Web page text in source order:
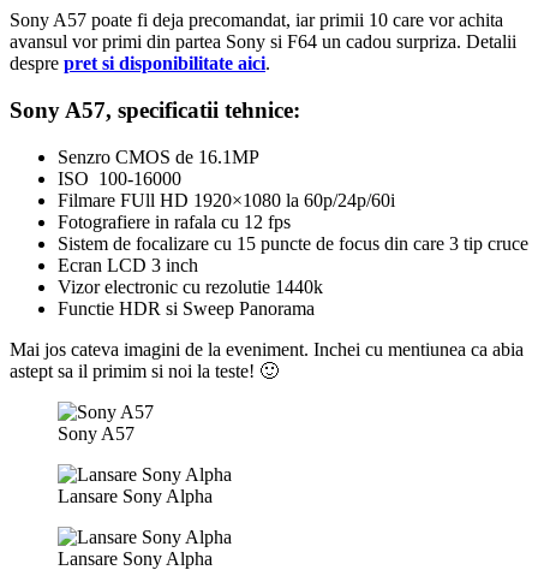
Sony A57 poate fi deja precomandat, iar primii 10 care vor achita
avansul vor primi din partea Sony si F64 un cadou surpriza. Detalii
despre pret si disponibilitate aici.
Sony A57, specificatii tehnice:
Senzro CMOS de 16.1MP
ISO 100-16000
Filmare FUll HD 1920×1080 la 60p/24p/60i
Fotografiere in rafala cu 12 fps
Sistem de focalizare cu 15 puncte de focus din care 3 tip cruce
Ecran LCD 3 inch
Vizor electronic cu rezolutie 1440k
Functie HDR si Sweep Panorama
Mai jos cateva imagini de la eveniment. Inchei cu mentiunea ca abia
astept sa il primim si noi la teste! 🙂
Sony A57
Lansare Sony Alpha
Lansare Sony Alpha